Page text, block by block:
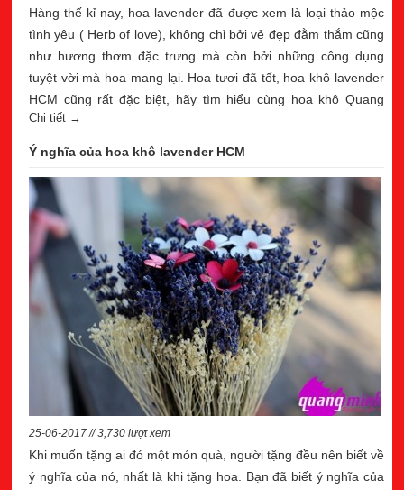
Hàng thế kỉ nay, hoa lavender đã được xem là loại thảo mộc
tình yêu ( Herb of love), không chỉ bởi vẻ đẹp đằm thắm cũng
như hương thơm đặc trưng mà còn bởi những công dụng
tuyệt vời mà hoa mang lại. Hoa tươi đã tốt, hoa khô lavender
HCM cũng rất đặc biệt, hãy tìm hiểu cùng hoa khô Quang
Minh nhé
Chi tiết →
Ý nghĩa của hoa khô lavender HCM
25-06-2017 // 3,730 lượt xem
Khi muốn tặng ai đó một món quà, người tặng đều nên biết về
ý nghĩa của nó, nhất là khi tặng hoa. Bạn đã biết ý nghĩa của